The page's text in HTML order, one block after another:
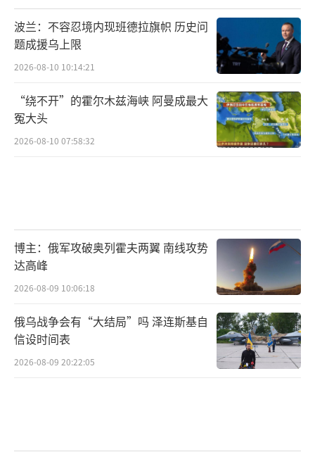
提交修改版
在此次会谈前，有消息称乌克兰及欧洲方
面对美方计划非常不满，只是较为谨慎地没有
直接拒绝或公开批评。一些消息人士表示，欧
洲方面甚至从未正式收到过美方28点新计划。
境内的俄罗斯央行资产。
据了解，美国相关方案要求将1000亿美元
的俄罗斯被冻结资产投入由美国主导的乌克兰
重建项目，并规定，美国应获得其中50%的收
益。默茨表示，欧盟计划利用被冻结在欧盟境
内的俄罗斯资产向乌克兰提供贷款，以支持其
波兰：不容忍境内现班德拉旗帜 历史问
题成援乌上限
2026-08-10 10:14:21
“绕不开”的霍尔木兹海峡 阿曼成最大
冤大头
2026-08-10 07:58:32
博主：俄军攻破奥列霍夫两翼 南线攻势
达高峰
2026-08-09 10:06:18
俄乌战争会有“大结局”吗 泽连斯基自
信设时间表
2026-08-09 20:22:05